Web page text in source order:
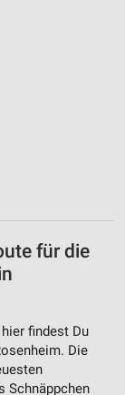
für die
findest Du
Die
Schnäppchen